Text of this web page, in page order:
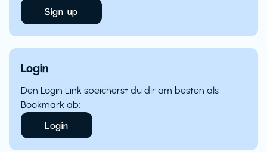
Sign up
Login
Den Login Link speicherst du dir am besten als
Bookmark ab:
Login